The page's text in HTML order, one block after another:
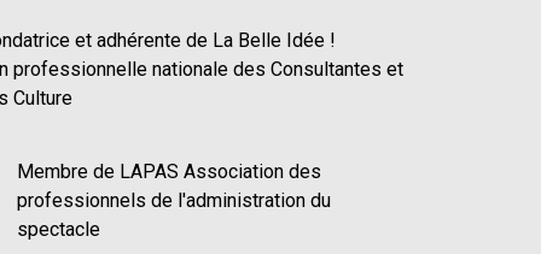
et adhérente de La Belle Idée !
professionnelle nationale des Consultantes et
Culture
Membre de LAPAS Association des
professionnels de l'administration du
spectacle